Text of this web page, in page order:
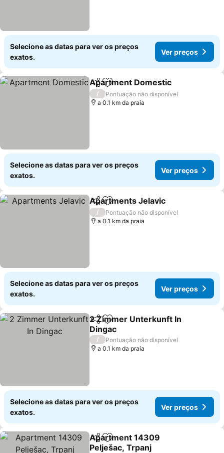
Selecione as datas para ver os preços
exatos.
Ver preços
PartilharAdicionar aos favoritos
Apartment Domestic
/
Pontuação não disponível
a 0.1 km da praia
Selecione as datas para ver os preços
exatos.
Ver preços
PartilharAdicionar aos favoritos
Apartments Jelavic
/
Pontuação não disponível
a 0.1 km da praia
Selecione as datas para ver os preços
exatos.
Ver preços
PartilharAdicionar aos favoritos
2 Zimmer Unterkunft In
Dingac
/
Pontuação não disponível
a 0.1 km da praia
Selecione as datas para ver os preços
exatos.
Ver preços
PartilharAdicionar aos favoritos
Apartment 14309
Pelješac, Trpanj